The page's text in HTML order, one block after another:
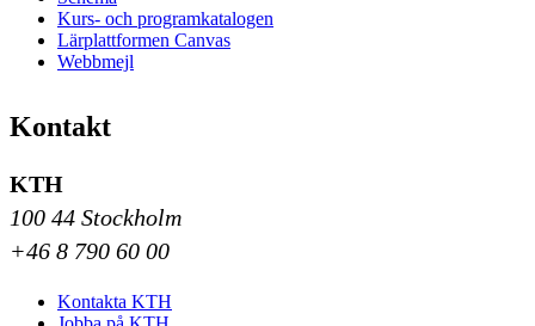
Kurs- och programkatalogen
Lärplattformen Canvas
Webbmejl
Kontakt
KTH
100 44 Stockholm
+46 8 790 60 00
Kontakta KTH